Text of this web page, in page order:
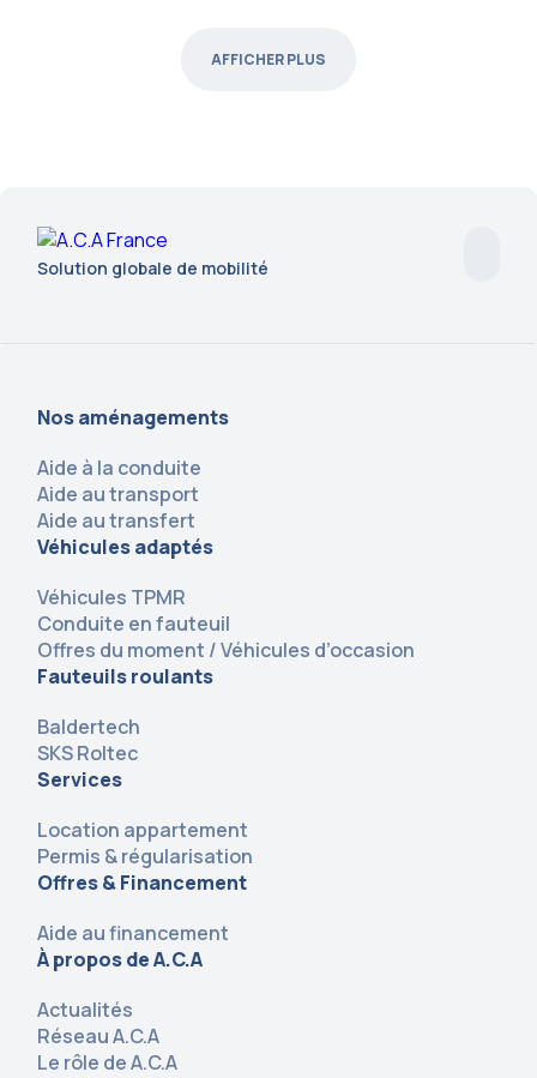
AFFICHER PLUS
Solution globale de mobilité
Nos aménagements
Aide à la conduite
Aide au transport
Aide au transfert
Véhicules adaptés
Véhicules TPMR
Conduite en fauteuil
Offres du moment / Véhicules d’occasion
Fauteuils roulants
Baldertech
SKS Roltec
Services
Location appartement
Permis & régularisation
Offres & Financement
Aide au financement
À propos de A.C.A
Actualités
Réseau A.C.A
Le rôle de A.C.A